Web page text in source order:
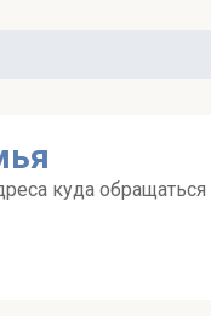
куда